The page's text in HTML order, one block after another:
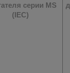
серии MS
(IEC)